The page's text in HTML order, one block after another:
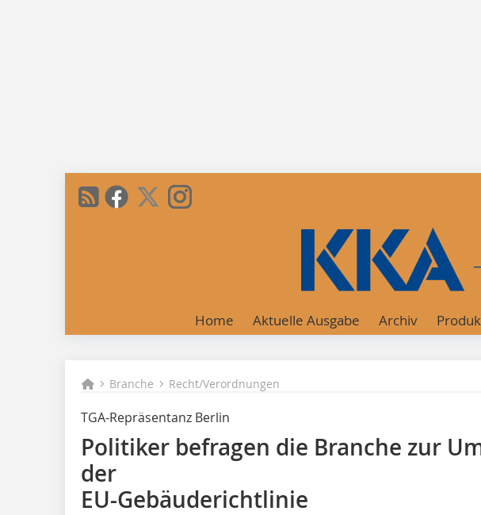
Home Aktuelle Ausgabe Archiv
Branche Recht/Verordnungen
TGA-Repräsentanz Berlin
Politiker befragen die Branche zur
der ­
EU-Gebäuderichtlinie